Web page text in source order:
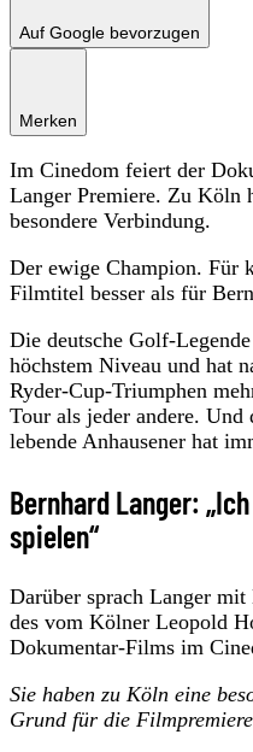
Auf Google bevorzugen
Merken
Im Cinedom feiert der
Langer Premiere. Zu Köln
besondere Verbindung.
Der ewige Champion. Für
Filmtitel besser als für
Die deutsche Golf-
höchstem Niveau und hat
Ryder-Cup-Triumphen
Tour als jeder andere.
lebende Anhausener hat
Bernhard Langer:
spielen“
Darüber sprach Langer
des vom Kölner Leopold
Dokumentar-Films im
Sie haben zu Köln eine
Grund für die